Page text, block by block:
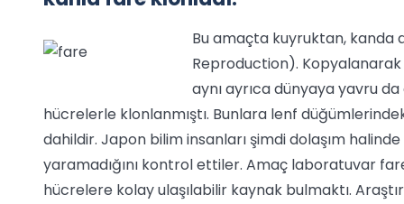
Bu amaçta kuyruktan, kanda
Reproduction).
aynı ayrıca dünyaya yavru
hücrelerle klonlanmıştı. Bunlara lenf
dahildir. Japon bilim insanları şimdi dolaşım
yaramadığını kontrol ettiler. Amaç laboratuvar
hücrelere kolay ulaşılabilir kaynak bulmaktı.